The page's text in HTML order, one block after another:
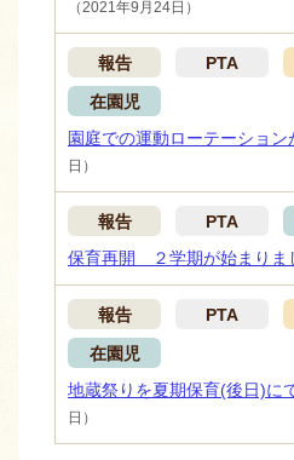
（2021年9月24日）
報告 PTA
在園児
園庭での運動ローテーション
日）
報告 PTA
保育再開 ２学期が始まりま
報告 PTA
在園児
地蔵祭りを夏期保育(後日)に
日）